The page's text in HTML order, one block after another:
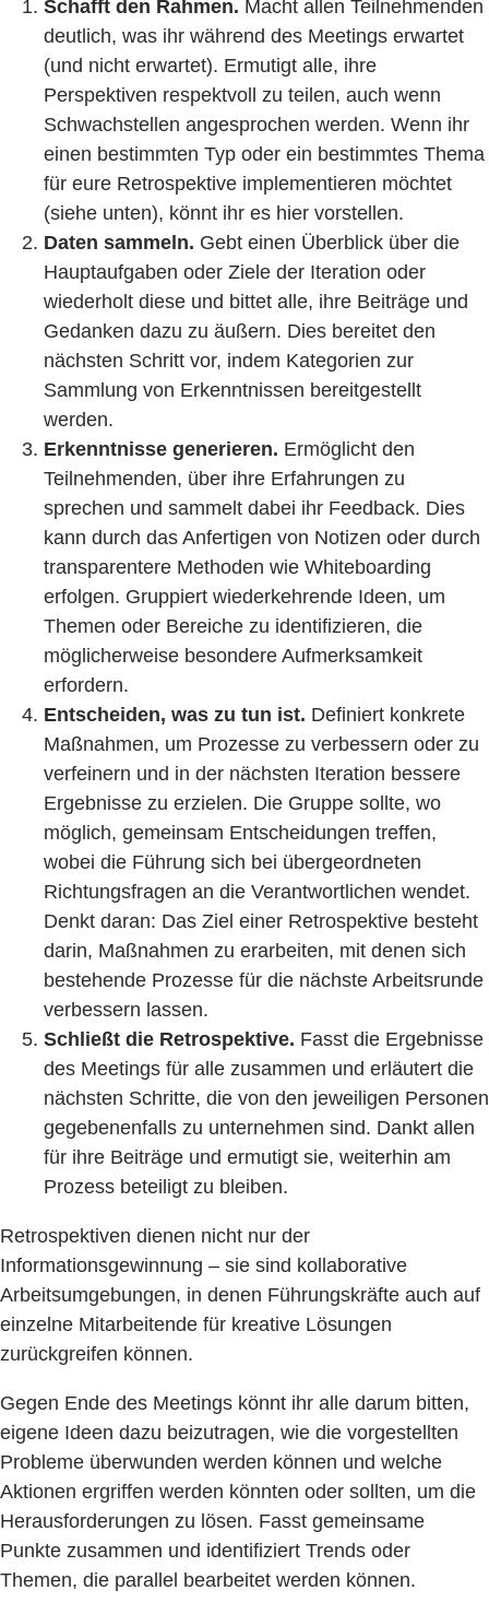
Schafft den Rahmen. Macht allen Teilnehmenden
deutlich, was ihr während des Meetings erwartet
(und nicht erwartet). Ermutigt alle, ihre
Perspektiven respektvoll zu teilen, auch wenn
Schwachstellen angesprochen werden. Wenn ihr
einen bestimmten Typ oder ein bestimmtes Thema
für eure Retrospektive implementieren möchtet
(siehe unten), könnt ihr es hier vorstellen.
Daten sammeln. Gebt einen Überblick über die
Hauptaufgaben oder Ziele der Iteration oder
wiederholt diese und bittet alle, ihre Beiträge und
Gedanken dazu zu äußern. Dies bereitet den
nächsten Schritt vor, indem Kategorien zur
Sammlung von Erkenntnissen bereitgestellt
werden.
Erkenntnisse generieren. Ermöglicht den
Teilnehmenden, über ihre Erfahrungen zu
sprechen und sammelt dabei ihr Feedback. Dies
kann durch das Anfertigen von Notizen oder durch
transparentere Methoden wie Whiteboarding
erfolgen. Gruppiert wiederkehrende Ideen, um
Themen oder Bereiche zu identifizieren, die
möglicherweise besondere Aufmerksamkeit
erfordern.
Entscheiden, was zu tun ist. Definiert konkrete
Maßnahmen, um Prozesse zu verbessern oder zu
verfeinern und in der nächsten Iteration bessere
Ergebnisse zu erzielen. Die Gruppe sollte, wo
möglich, gemeinsam Entscheidungen treffen,
wobei die Führung sich bei übergeordneten
Richtungsfragen an die Verantwortlichen wendet.
Denkt daran: Das Ziel einer Retrospektive besteht
darin, Maßnahmen zu erarbeiten, mit denen sich
bestehende Prozesse für die nächste Arbeitsrunde
verbessern lassen.
Schließt die Retrospektive. Fasst die Ergebnisse
des Meetings für alle zusammen und erläutert die
nächsten Schritte, die von den jeweiligen Personen
gegebenenfalls zu unternehmen sind. Dankt allen
für ihre Beiträge und ermutigt sie, weiterhin am
Prozess beteiligt zu bleiben.
Retrospektiven dienen nicht nur der
Informationsgewinnung – sie sind kollaborative
Arbeitsumgebungen, in denen Führungskräfte auch auf
einzelne Mitarbeitende für kreative Lösungen
zurückgreifen können.
Gegen Ende des Meetings könnt ihr alle darum bitten,
eigene Ideen dazu beizutragen, wie die vorgestellten
Probleme überwunden werden können und welche
Aktionen ergriffen werden könnten oder sollten, um die
Herausforderungen zu lösen. Fasst gemeinsame
Punkte zusammen und identifiziert Trends oder
Themen, die parallel bearbeitet werden können.